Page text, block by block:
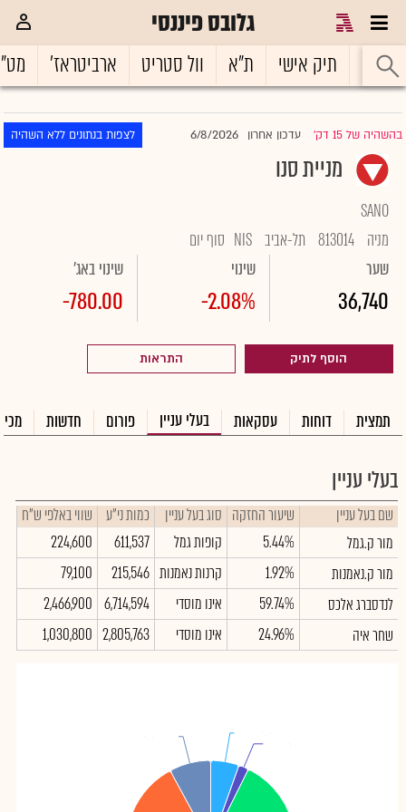
גלובס פיננסי
ראשי תיק אישי ת"א וול סטריט ארביטראז'
בהשהיה של 15 דק' |עדכון אחרון 6/8/2026 לצפות בנתונים ללא השהיה
מניית סנו
SANO
מניה 813014 תל-אביב NIS סוף יום
שער
36,740
שינוי
-2.08%
שינוי באג'
-780.00
הוסף לתיק התראות
תמצית דוחות עסקאות בעלי עניין פורום חדשות
בעלי עניין
שם בעל עניין שיעור החזקה סוג בעל עניין כמות ני"ע
שווי באלפי ש"ח
מור ק.גמל
5.44% קופות גמל 611,537
224,600
מור ק.נאמנות
1.92% קרנות נאמנות 215,546
79,100
לנדסברג אלכס
59.74% אינו מוסדי 6,714,594
2,466,900
שחר איה
24.96% אינו מוסדי 2,805,763
1,030,800